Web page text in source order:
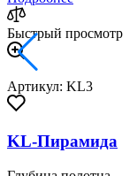
Быстрый просмотр
Артикул: KL3
KL-Пирамида